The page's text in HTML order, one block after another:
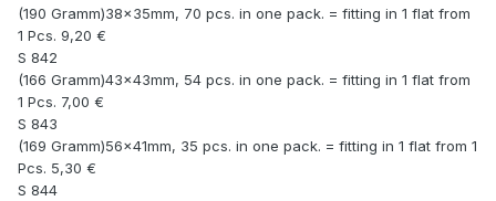
(190 Gramm)38x35mm, 70 pcs. in one pack. = fitting in 1 flat from
1 Pcs. 9,20 €
S 842
(166 Gramm)43x43mm, 54 pcs. in one pack. = fitting in 1 flat from
1 Pcs. 7,00 €
S 843
(169 Gramm)56x41mm, 35 pcs. in one pack. = fitting in 1 flat from 1
Pcs. 5,30 €
S 844